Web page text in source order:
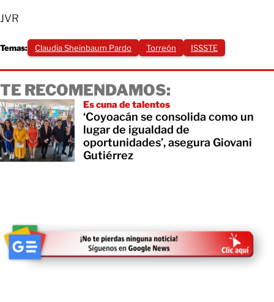
JVR
Temas: Claudia Sheinbaum Pardo Torreón ISSSTE
TE RECOMENDAMOS:
Es cuna de talentos
‘Coyoacán se consolida como un
lugar de igualdad de
oportunidades’, asegura Giovani
Gutiérrez